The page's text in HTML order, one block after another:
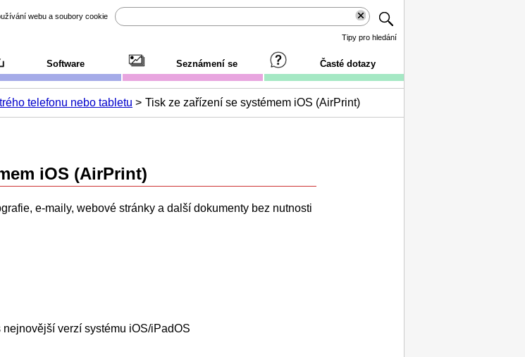
webu a soubory cookie
Tipy pro hledání
Software Seznámení se Časté dotazy
telefonu nebo tabletu Tisk ze zařízení se systémem iOS (AirPrint)
iOS (AirPrint)
e-maily, webové stránky a další dokumenty bez nutnosti
nejnovější verzí systému iOS/iPadOS